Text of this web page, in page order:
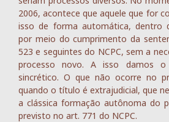
2006, acontece que aquele que for
isso de forma automática, dentro
por meio do cumprimento da
523 e seguintes do NCPC, sem a
processo novo. A isso damos
sincrético. O que não ocorre no
quando o título é extrajudicial, que
a clássica formação autônoma do
previsto no art. 771 do NCPC.